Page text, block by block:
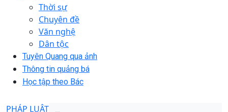
Thời sự
Chuyên đề
Văn nghệ
Dân tộc
Tuyên Quang qua ảnh
Thông tin quảng bá
Học tập theo Bác
PHÁP LUẬT